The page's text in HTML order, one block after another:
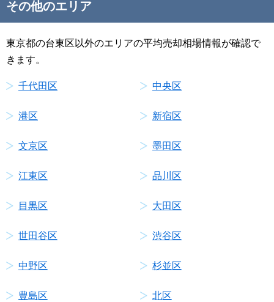
その他のエリア
東京都の台東区以外のエリアの平均売却相場情報が確認で
きます。
千代田区 中央区
港区 新宿区
文京区 墨田区
江東区 品川区
目黒区 大田区
世田谷区 渋谷区
中野区 杉並区
豊島区 北区